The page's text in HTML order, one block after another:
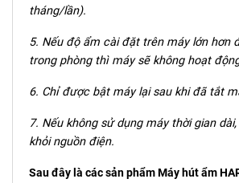
tháng/lần).
5. Nếu độ ẩm cài đặt trên máy lớn hơn
trong phòng thì máy sẽ không hoạt
6. Chỉ được bật máy lại sau khi đã tắt
7. Nếu không sử dụng máy thời gian
khỏi nguồn điện.
Sau đây là các sản phẩm Máy hút ẩm